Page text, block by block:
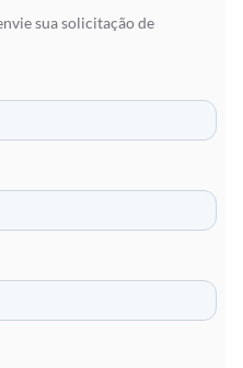
sua solicitação de